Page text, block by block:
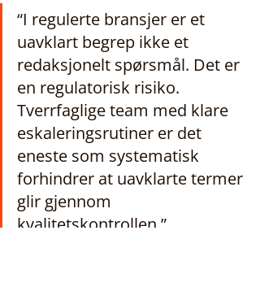
“I regulerte bransjer er et
uavklart begrep ikke et
redaksjonelt spørsmål. Det er
en regulatorisk risiko.
Tverrfaglige team med klare
eskaleringsrutiner er det
eneste som systematisk
forhindrer at uavklarte termer
glir gjennom
kvalitetskontrollen.”